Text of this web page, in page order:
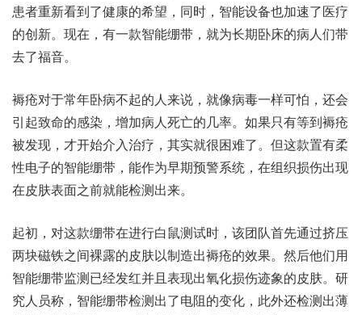
患者重新看到了健康的希望，同时，智能设备也加速了医疗
的创新。现在，有一款智能绷带，就为长期卧床的病人们带
去了福音。
褥疮对于常年卧病不起的人来说，就像病毒一样可怕，还会
引起致命的感染，增加病人死亡的几率。如果只有等到褥疮
被发现，才开始介入治疗，其实就很困难了。但这款置有柔
性电子的智能绷带，能作为早期预警系统，在组织损伤出现
在皮肤表面之前就能检测出来。
起初，对这款绷带在进行白鼠测试时，该团队首先通过挤压
两块磁铁之间裸露的皮肤以制造出褥疮的效果。然后他们用
智能绷带监测已经发红并且表现出氧化损伤迹象的皮肤。研
究人员称，智能绷带检测出了电阻的变化，此外还检测出薄